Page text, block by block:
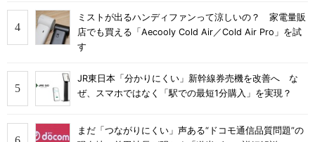
ミストが出るハンディファンって涼しいの？ 家電量販
店でも買える「Aecooly Cold Air／Cold Air Pro」を試
す
JR東日本「分かりにくい」新幹線券売機を改善へ な
ぜ、スマホではなく「駅での最短1分購入」を実現？
まだ「つながりにくい」声ある“ドコモ通信品質問題”の